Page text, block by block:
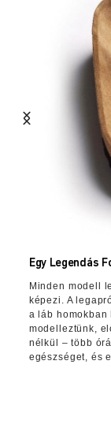
Egy Legendás
Minden modell
képezi. A
a láb homokban
modelleztünk,
nélkül – több
egészséget, és